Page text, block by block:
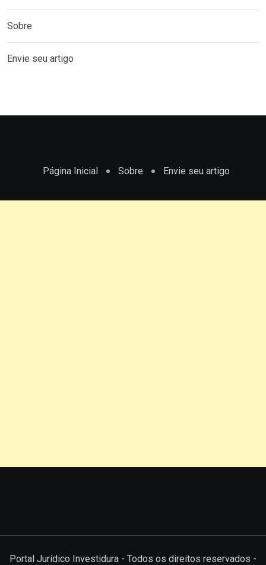
Sobre
Envie seu artigo
Página Inicial Sobre Envie seu artigo
Portal Jurídico Investidura - Todos os direitos reservados -